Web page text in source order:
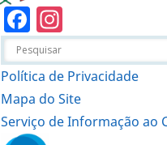
Facebook
Política de Privacidade
Mapa do Site
Serviço de Informação ao